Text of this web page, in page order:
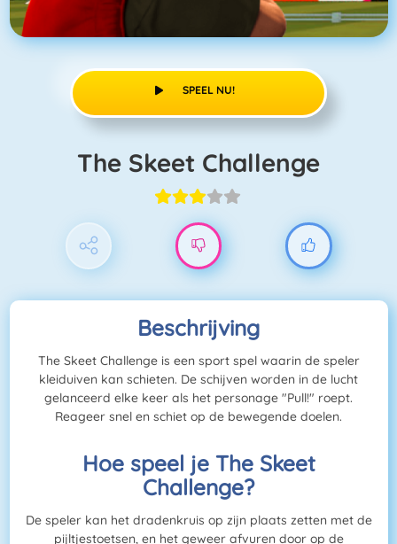
SPEEL NU!
The Skeet Challenge
Beschrijving
The Skeet Challenge is een sport spel waarin de speler
kleiduiven kan schieten. De schijven worden in de lucht
gelanceerd elke keer als het personage "Pull!" roept.
Reageer snel en schiet op de bewegende doelen.
Hoe speel je The Skeet
Challenge?
De speler kan het dradenkruis op zijn plaats zetten met de
pijltjestoetsen, en het geweer afvuren door op de